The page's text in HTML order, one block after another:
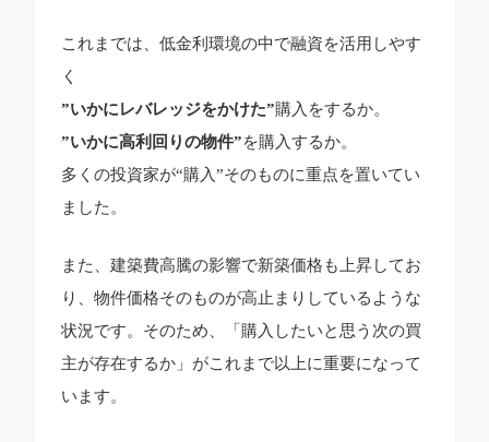
これまでは、低金利環境の中で融資を活用しやす
く
”いかにレバレッジをかけた”購入をするか。
”いかに高利回りの物件”を購入するか。
多くの投資家が“購入”そのものに重点を置いてい
ました。
また、建築費高騰の影響で新築価格も上昇してお
り、物件価格そのものが高止まりしているような
状況です。そのため、「購入したいと思う次の買
主が存在するか」がこれまで以上に重要になって
います。